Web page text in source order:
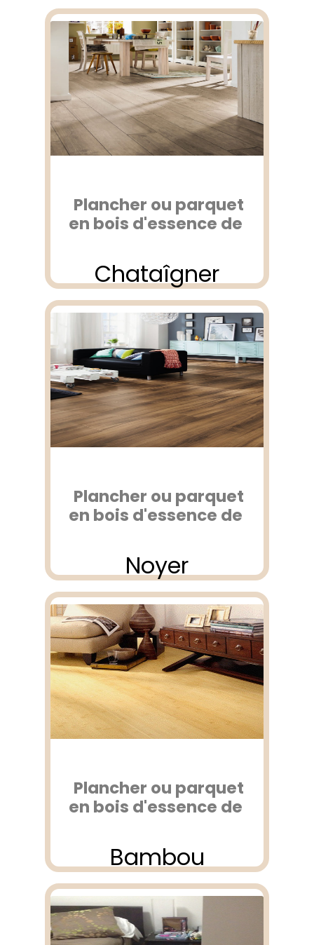
Plancher ou parquet
en bois d'essence de
Chataîgner
Plancher ou parquet
en bois d'essence de
Noyer
Plancher ou parquet
en bois d'essence de
Bambou